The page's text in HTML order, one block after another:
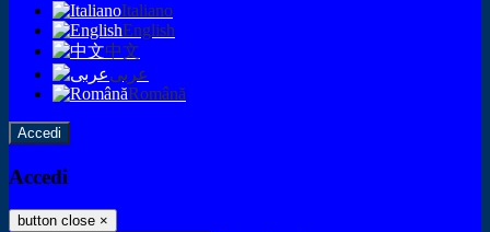
Italiano
English
中文
عربى
Română
Accedi
Accedi
button close ×